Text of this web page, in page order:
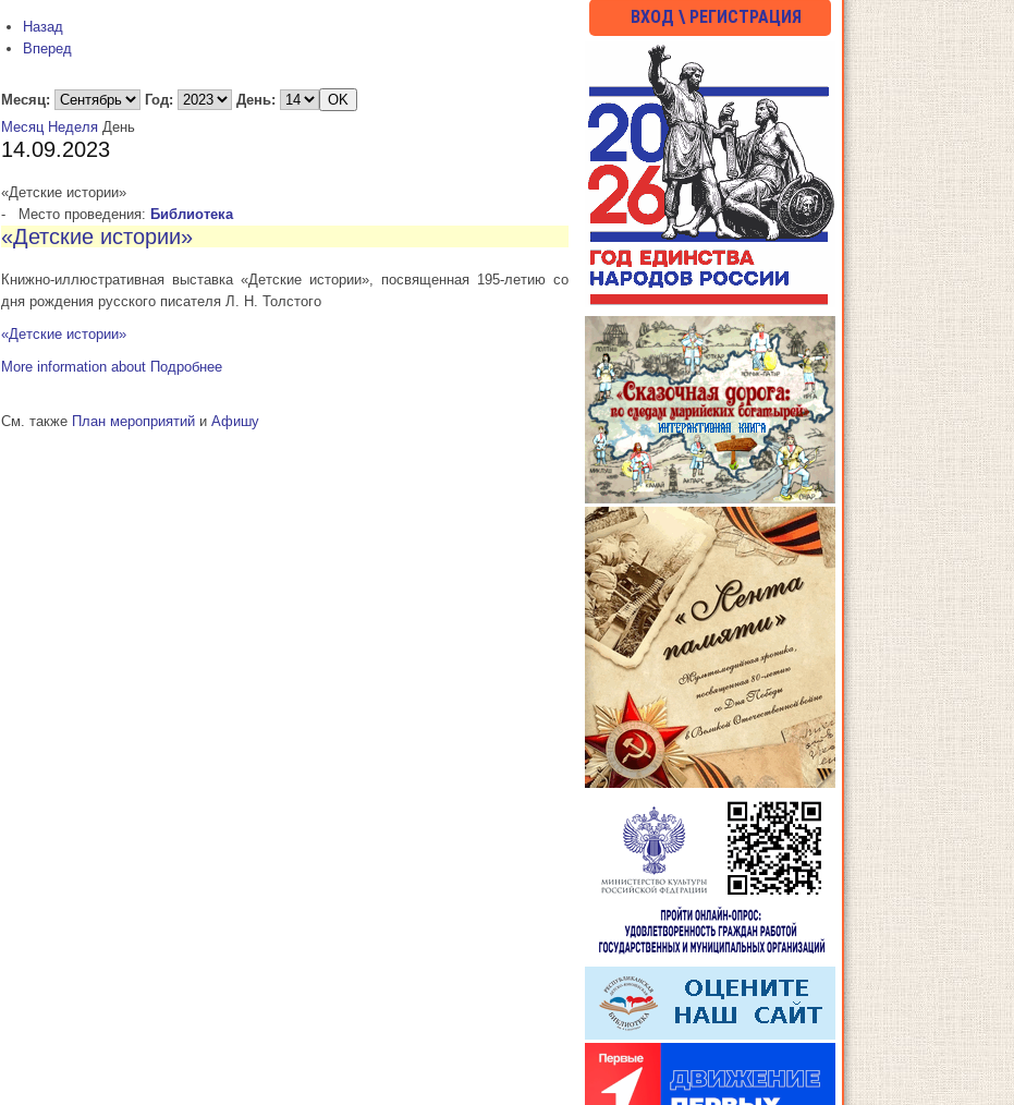
Назад
Вперед
Месяц: Год:
День:
Месяц Неделя День
14.09.2023
«Детские истории»
-
Место проведения: Библиотека
«Детские истории»
Книжно-иллюстративная выставка «Детские истории», посвященная 195-летию со
дня рождения русского писателя Л. Н. Толстого
«Детские истории»
More information about Подробнее
См. также План мероприятий и Афишу
ВХОД \ РЕГИСТРАЦИЯ